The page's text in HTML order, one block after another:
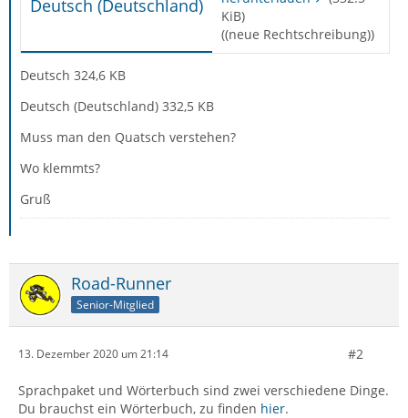
Deutsch (Deutschland)
KiB)
((neue Rechtschreibung))
Deutsch 324,6 KB
Deutsch (Deutschland) 332,5 KB
Muss man den Quatsch verstehen?
Wo klemmts?
Gruß
Road-Runner
Senior-Mitglied
13. Dezember 2020 um 21:14 #2
Sprachpaket und Wörterbuch sind zwei verschiedene Dinge.
Du brauchst ein Wörterbuch, zu finden hier.